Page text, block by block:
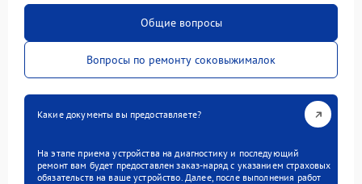
Общие вопросы
Вопросы по ремонту соковыжималок
Какие документы вы предоставляете?
На этапе приема устройства на диагностику и последующий
ремонт вам будет предоставлен заказ-наряд с указанием страховых
обязательств на ваше устройство. Далее, после выполнения работ